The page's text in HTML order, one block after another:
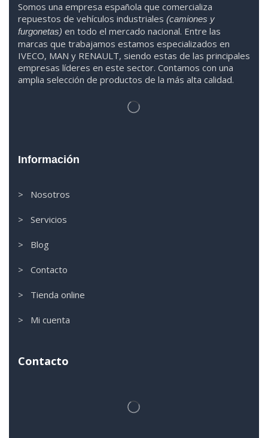
Somos una empresa española que comercializa
repuestos de vehículos industriales (camiones y
furgonetas) en todo el mercado nacional. Entre las
marcas que trabajamos estamos especializados en
IVECO, MAN y RENAULT, siendo estas de las principales
empresas líderes en este sector. Contamos con una
amplia selección de productos de la más alta calidad.
Información
> Nosotros
> Servicios
> Blog
> Contacto
> Tienda online
> Mi cuenta
Contacto